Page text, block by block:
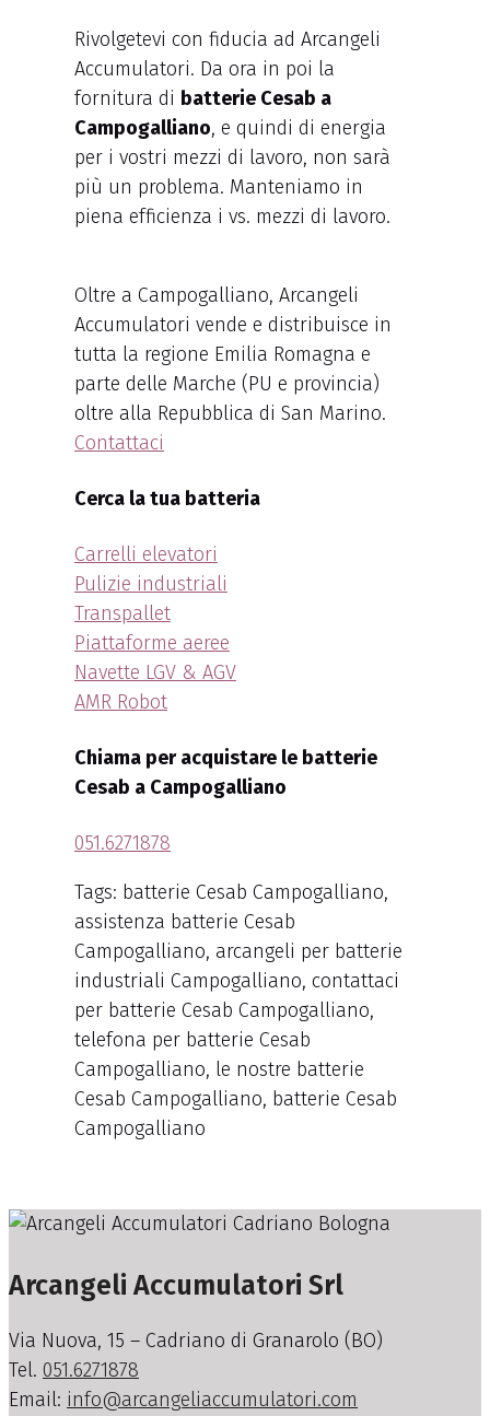
Rivolgetevi con fiducia ad Arcangeli
Accumulatori. Da ora in poi la
fornitura di batterie Cesab a
Campogalliano, e quindi di energia
per i vostri mezzi di lavoro, non sarà
più un problema. Manteniamo in
piena efficienza i vs. mezzi di lavoro.
Oltre a Campogalliano, Arcangeli
Accumulatori vende e distribuisce in
tutta la regione Emilia Romagna e
parte delle Marche (PU e provincia)
oltre alla Repubblica di San Marino.
Contattaci
Cerca la tua batteria
Carrelli elevatori
Pulizie industriali
Transpallet
Piattaforme aeree
Navette LGV & AGV
AMR Robot
Chiama per acquistare le batterie
Cesab a Campogalliano
051.6271878
Tags: batterie Cesab Campogalliano,
assistenza batterie Cesab
Campogalliano, arcangeli per batterie
industriali Campogalliano, contattaci
per batterie Cesab Campogalliano,
telefona per batterie Cesab
Campogalliano, le nostre batterie
Cesab Campogalliano, batterie Cesab
Campogalliano
Arcangeli Accumulatori Srl
Via Nuova, 15 – Cadriano di Granarolo (BO)
Tel. 051.6271878
Email: info@arcangeliaccumulatori.com